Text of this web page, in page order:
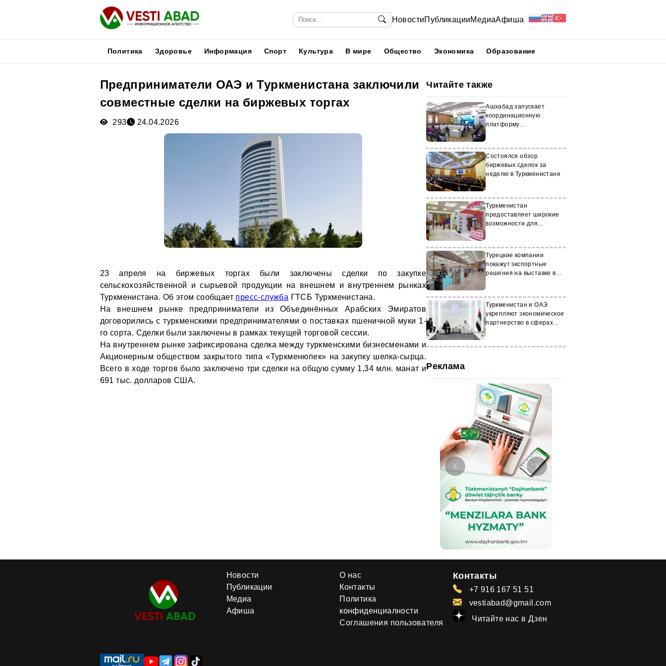
НовостиПубликацииМедиаАфиша
Политика Здоровье Информация Спорт Культура В мире Общество Экономика Образование
Предприниматели ОАЭ и Туркменистана заключили
совместные сделки на биржевых торгах
293 24.04.2026
23 апреля на биржевых торгах были заключены сделки по закупке
сельскохозяйственной и сырьевой продукции на внешнем и внутреннем рынках
Туркменистана. Об этом сообщает пресс-служба ГТСБ Туркменистана.
На внешнем рынке предприниматели из Объединённых Арабских Эмиратов
договорились с туркменскими предпринимателями о поставках пшеничной муки 1-
го сорта. Сделки были заключены в рамках текущей торговой сессии.
На внутреннем рынке зафиксирована сделка между туркменскими бизнесменами и
Акционерным обществом закрытого типа «Туркменюпек» на закупку шелка-сырца.
Всего в ходе торгов было заключено три сделки на общую сумму 1,34 млн. манат и
691 тыс. долларов США.
Читайте также
Ашхабад запускает
координационную
платформу
Состоялся обзор
биржевых сделок за
неделю в Туркменистане
Туркменистан
предоставляет широкие
возможности для
Турецкие компании
покажут экспортные
решения на выставке в
Туркменистан и ОАЭ
укрепляют экономическое
партнерство в сферах
Реклама
Новости
Публикации
Медиа
Афиша
О нас
Контакты
Политика
конфиденциалности
Соглашения пользователя
Контакты
+7 916 167 51 51
vestiabad@gmail.com
Читайте нас в Дзен